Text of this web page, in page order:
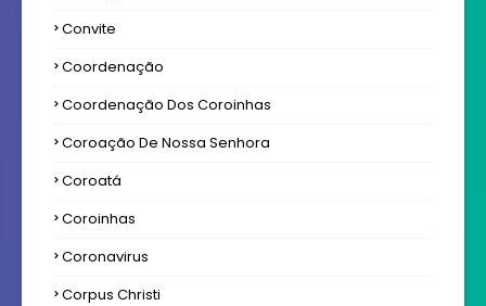
Convite
Coordenação
Coordenação Dos Coroinhas
Coroação De Nossa Senhora
Coroatá
Coroinhas
Coronavirus
Corpus Christi